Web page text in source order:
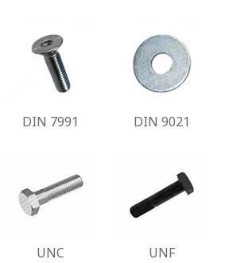
DIN 7991 DIN 9021
UNC UNF